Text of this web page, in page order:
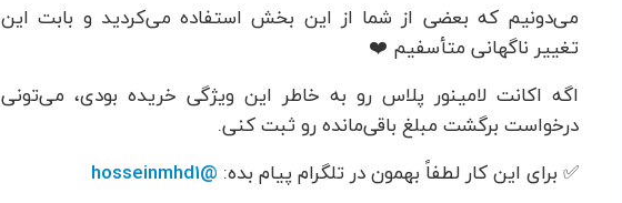
می‌دونیم که بعضی از شما از این بخش استفاده می‌کردید و بابت این
تغییر ناگهانی متأسفیم ❤️
اگه اکانت لامینور پلاس رو به خاطر این ویژگی خریده بودی، می‌تونی
درخواست برگشت مبلغ باقی‌مانده رو ثبت کنی.
✅ برای این کار لطفاً بهمون در تلگرام پیام بده: @hosseinmhd1